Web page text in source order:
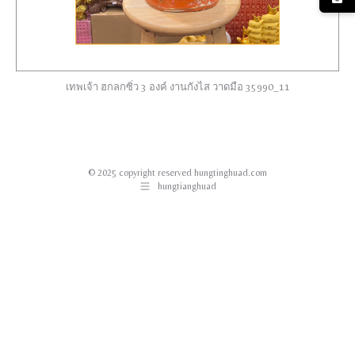
เทพเจ้า ฮกลกซิ่ว 3 องค์ งานกังไส วาดมือ 35990_11
© 2025 copyright reserved hungtinghuad.com
hungtianghuad